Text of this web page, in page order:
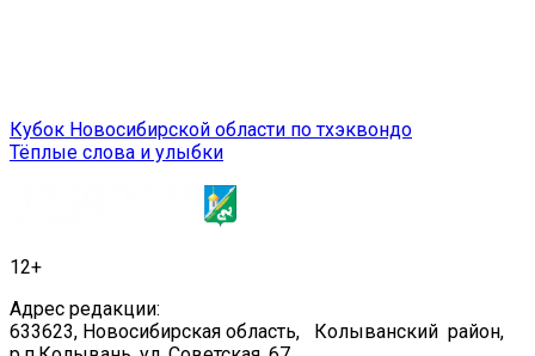
Навигация
по
Кубок Новосибирской области по тхэквондо
Тёплые слова и улыбки
12+
Адрес редакции:
633623, Новосибирская область, Колыванский район,